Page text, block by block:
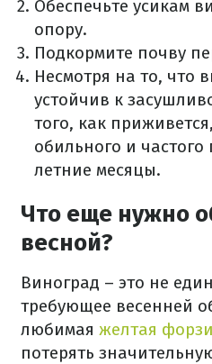
Обеспечьте усикам
опору.
Подкормите почву
Несмотря на то, что
устойчив к
того, как
обильного и
летние месяцы.
Что еще нужно
весной?
Виноград – это не
требующее весенней
любимая желтая
потерять